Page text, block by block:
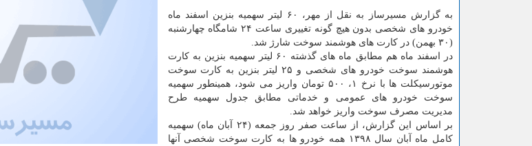
به گزارش مسیرساز به نقل از مهر، ۶۰ لیتر سهمیه بنزین اسفند ماه
خودرو های شخصی بدون هیچ گونه تغییری ساعت ۲۴ شامگاه چهارشنبه
(۳۰ بهمن) در كارت های هوشمند سوخت شارژ شد.
در اسفند ماه هم مطابق ماه های گذشته ۶۰ لیتر سهمیه بنزین به كارت
هوشمند سوخت خودرو های شخصی و ۲۵ لیتر بنزین به كارت سوخت
موتورسیكلت ها با نرخ ۱، ۵۰۰ تومان واریز می شود، همینطور سهمیه
سوخت خودرو های عمومی و خدماتی مطابق جدول سهمیه طرح
مدیریت مصرف سوخت واریز خواهد شد.
بر اساس این گزارش، از ساعت صفر روز جمعه (۲۴ آبان ماه) سهمیه
كامل ماه آبان سال ۱۳۹۸ همه خودرو ها به كارت سوخت شخصی آنها